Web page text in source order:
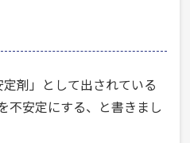
み」
「人
生
剤」として出されている
不安定にする、と書きまし